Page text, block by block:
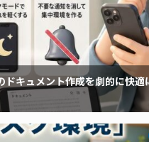
キュメント作成を劇的に快適